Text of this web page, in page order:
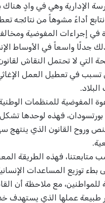
الإدارية وهي في وادٍ
نتابع أداءً مشوهاً من نتائجه
في إجراءات المفوضية ومخالفته
ذلك جدلًا واسعاً في الأوساط
تسبب في تعطيل العمل
البلاد.
المفوضية للمنظمات
بورتسودان، فهذه لوحدها
وروح القانون الذي ينتهج
متابعتنا، فهذه الطريقة
بطء توزيع المساعدات
للمواطنين، مع ملاحظة أن
طبيعة عملها الذي يستهدف